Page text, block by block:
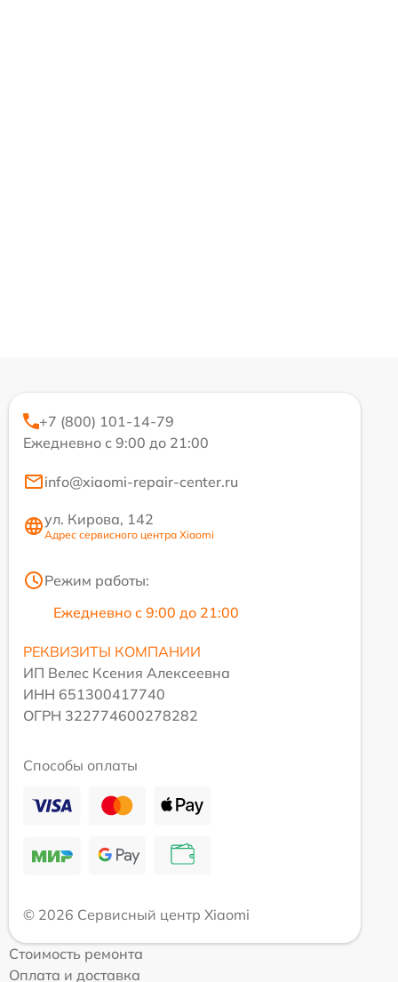
+7 (800) 101-14-79
Ежедневно с 9:00 до 21:00
info@xiaomi-repair-center.ru
ул. Кирова, 142
Адрес сервисного центра Xiaomi
Режим работы:
Ежедневно с 9:00 до 21:00
РЕКВИЗИТЫ КОМПАНИИ
ИП Велес Ксения Алексеевна
ИНН 651300417740
ОГРН 322774600278282
Способы оплаты
© 2026 Сервисный центр Xiaomi
Стоимость ремонта
Оплата и доставка